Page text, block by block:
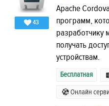
43
Apache
программ,
разработчику
получать
устройствам.
Бесплатная
Онлайн